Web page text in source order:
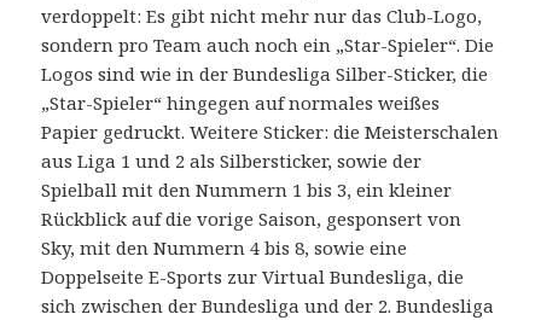
verdoppelt: Es gibt nicht mehr nur das Club-Logo,
sondern pro Team auch noch ein „Star-Spieler“. Die
Logos sind wie in der Bundesliga Silber-Sticker, die
„Star-Spieler“ hingegen auf normales weißes
Papier gedruckt. Weitere Sticker: die Meisterschalen
aus Liga 1 und 2 als Silbersticker, sowie der
Spielball mit den Nummern 1 bis 3, ein kleiner
Rückblick auf die vorige Saison, gesponsert von
Sky, mit den Nummern 4 bis 8, sowie eine
Doppelseite E-Sports zur Virtual Bundesliga, die
sich zwischen der Bundesliga und der 2. Bundesliga